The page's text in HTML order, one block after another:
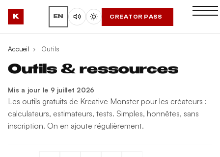
K EN CREATOR PASS
Accueil › Outils
Outils & ressources
Mis a jour le 9 juillet 2026
Les outils gratuits de Kreative Monster pour les créateurs :
calculateurs, estimateurs, tests. Simples, honnêtes, sans
inscription. On en ajoute régulièrement.